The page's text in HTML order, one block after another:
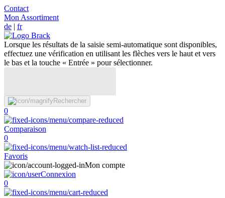
Contact
Mon Assortiment
de | fr
Lorsque les résultats de la saisie semi-automatique sont disponibles,
effectuez une vérification en utilisant les flèches vers le haut et vers
le bas et la touche « Entrée » pour sélectionner.
Rechercher
0
Comparaison
0
Favoris
Mon compte
Connexion
0